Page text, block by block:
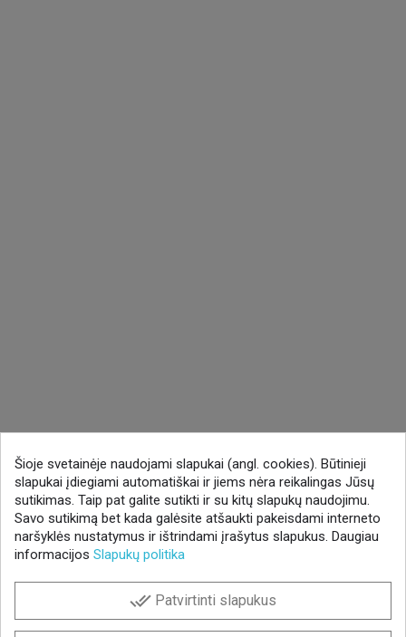
Šioje svetainėje naudojami slapukai (angl. cookies). Būtinieji
slapukai įdiegiami automatiškai ir jiems nėra reikalingas Jūsų
sutikimas. Taip pat galite sutikti ir su kitų slapukų naudojimu.
Savo sutikimą bet kada galėsite atšaukti pakeisdami interneto
naršyklės nustatymus ir ištrindami įrašytus slapukus. Daugiau
informacijos Slapukų politika
done_all Patvirtinti slapukus